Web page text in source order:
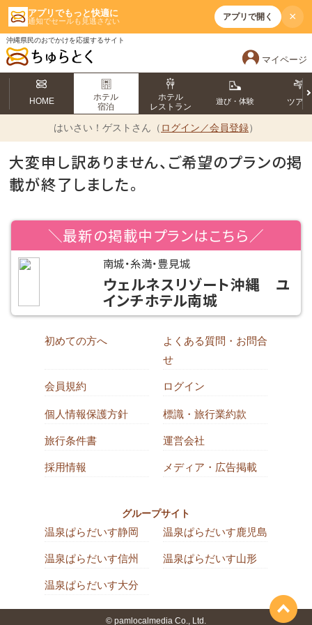
アプリでもっと快適に
通知でセールも見逃さない アプリで開く ×
沖縄県民のおでかけを応援するサイト
マイページ
HOME
ホテル
宿泊
ホテル
レストラン
遊び・体験 ツアー
はいさい！ ゲストさん（ ログイン／会員登録）
大変申し訳ありません、ご希望のプランの掲
載が終了しました。
＼最新の掲載中プランはこちら／
南城・糸満・豊見城
ウェルネスリゾート沖縄 ユ
インチホテル南城
初めての方へ
よくある質問・お問合
せ
会員規約 ログイン
個人情報保護方針 標識・旅行業約款
旅行条件書 運営会社
採用情報 メディア・広告掲載
グループサイト
温泉ぱらだいす静岡 温泉ぱらだいす鹿児島
温泉ぱらだいす信州 温泉ぱらだいす山形
温泉ぱらだいす大分
© pamlocalmedia Co., Ltd.